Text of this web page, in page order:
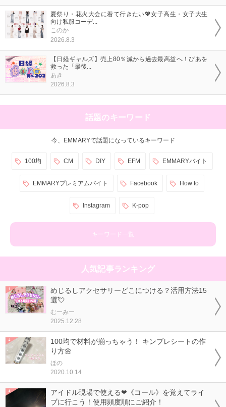
夏祭り・花火大会に着て行きたい💖女子高生・女子大生
向け私服コーデ...
このか
2026.8.3
【日経ギャルズ】売上80％減から過去最高益へ！ぴあを
救った「最後...
あき
2026.8.3
話題のキーワード
今、EMMARYで話題になっているキーワード
100均 CM DIY EFM EMMARYバイト
EMMARYプレミアムバイト Facebook How to
Instagram K-pop
キーワード一覧
人気記事ランキング
めじるしアクセサリーどこにつける？活用方法15
選💘
むーみー
2025.12.28
100均で材料が揃っちゃう！ キンブレシートの作
り方🌼
ほの
2020.10.14
アイドル現場で使える❤《コール》を覚えてライ
ブに行こう！使用頻度順にご紹介！